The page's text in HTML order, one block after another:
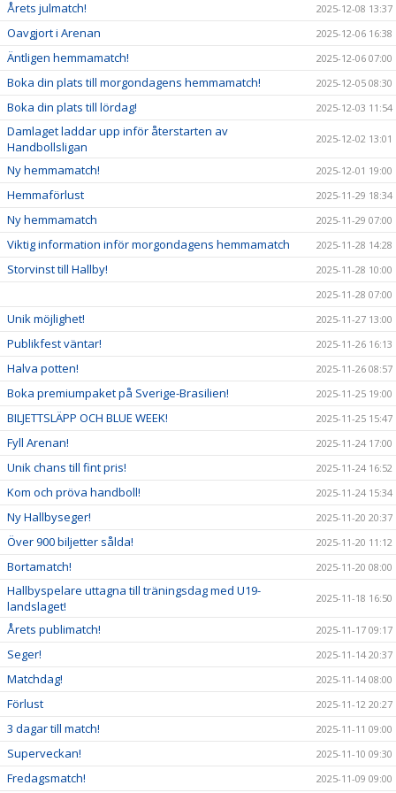
Årets julmatch! 2025-12-08 13:37
Oavgjort i Arenan 2025-12-06 16:38
Äntligen hemmamatch! 2025-12-06 07:00
Boka din plats till morgondagens hemmamatch! 2025-12-05 08:30
Boka din plats till lördag! 2025-12-03 11:54
Damlaget laddar upp inför återstarten av
Handbollsligan
2025-12-02 13:01
Ny hemmamatch! 2025-12-01 19:00
Hemmaförlust 2025-11-29 18:34
Ny hemmamatch 2025-11-29 07:00
Viktig information inför morgondagens hemmamatch 2025-11-28 14:28
Storvinst till Hallby!
2025-11-28 10:00
2025-11-28 07:00
Unik möjlighet! 2025-11-27 13:00
Publikfest väntar! 2025-11-26 16:13
Halva potten! 2025-11-26 08:57
Boka premiumpaket på Sverige-Brasilien! 2025-11-25 19:00
BILJETTSLÄPP OCH BLUE WEEK! 2025-11-25 15:47
Fyll Arenan! 2025-11-24 17:00
Unik chans till fint pris! 2025-11-24 16:52
Kom och pröva handboll! 2025-11-24 15:34
Ny Hallbyseger! 2025-11-20 20:37
Över 900 biljetter sålda! 2025-11-20 11:12
Bortamatch! 2025-11-20 08:00
Hallbyspelare uttagna till träningsdag med U19-
landslaget!
2025-11-18 16:50
Årets publimatch! 2025-11-17 09:17
Seger! 2025-11-14 20:37
Matchdag! 2025-11-14 08:00
Förlust 2025-11-12 20:27
3 dagar till match! 2025-11-11 09:00
Superveckan! 2025-11-10 09:30
Fredagsmatch! 2025-11-09 09:00